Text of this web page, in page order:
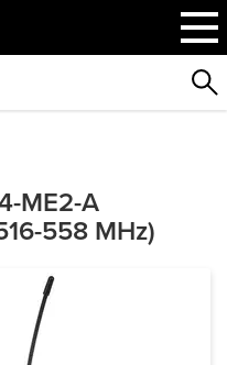
ME2-A
558 MHz)